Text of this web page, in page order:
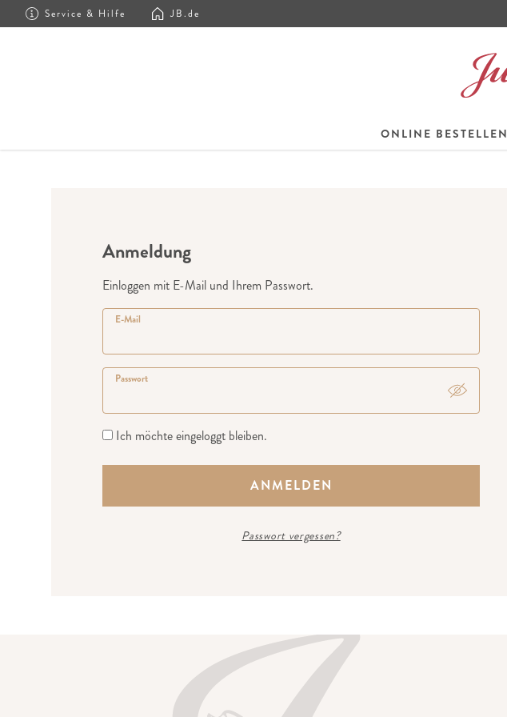
Service & Hilfe JB.de
ONLINE BESTELLEN
Anmeldung
Einloggen mit E-Mail und Ihrem Passwort.
E-Mail
Passwort
Ich möchte eingeloggt bleiben.
Passwort vergessen?